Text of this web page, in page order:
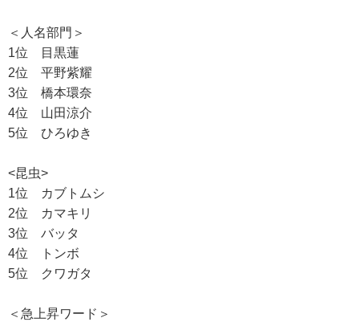
＜人名部門＞
1位 目黒蓮
2位 平野紫耀
3位 橋本環奈
4位 山田涼介
5位 ひろゆき
<昆虫>
1位 カブトムシ
2位 カマキリ
3位 バッタ
4位 トンボ
5位 クワガタ
＜急上昇ワード＞